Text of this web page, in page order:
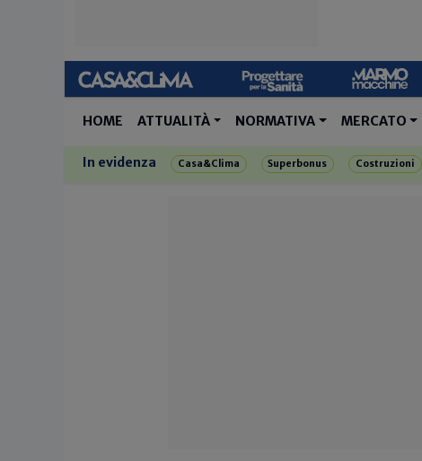
HOME ATTUALITÀ NORMATIVA MERCATO
In evidenza Casa&Clima Superbonus Costruzioni